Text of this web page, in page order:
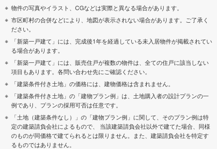
物件の写真やイラスト、CGなどは実際と異なる場合があります。
市区町村の合併などにより、地図が表示されない場合があります。ご了承く
ださい。
「新築一戸建て」には、完成後1年を経過している未入居物件が掲載されてい
る場合があります。
「新築一戸建て」には、販売住戸が複数の物件は、全ての住戸に該当しない
項目もあります。各問い合わせ先にご確認ください。
「建築条件付き土地」の価格には、建物価格は含まれません。
「建築条件付き土地」の「建物プラン例」は、土地購入者の設計プランの一
例であり、プランの採用可否は任意です。
「土地（建築条件なし）」の「建物プラン例」に関して、そのプラン例は特
定の建築請負会社によるもので、 当該建築請負会社以外で建てた場合、同様
のものが同価格で建てられるとは限りません。また、建築請負会社を特定す
るものではありません。